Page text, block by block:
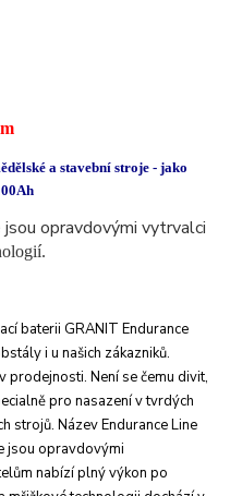
a stavební stroje - jako
opravdovými vytrvalci
baterii GRANIT Endurance
i u našich zákazniků.
prodejnosti. Neníse čemu divit,
pro nasazení v tvrdých
strojů.Název Endurance Line
jsou opravdovými
nabízí plný výkon po